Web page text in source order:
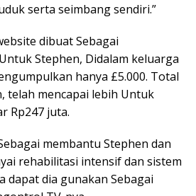
serta seimbang sendiri.”
dibuat Sebagai
Stephen, Didalam keluarga
hanya £5.000. Total
telah mencapai lebih Untuk
Rp247 juta.
membantu Stephen dan
rehabilitasi intensif dan sistem
dapat dia gunakan Sebagai